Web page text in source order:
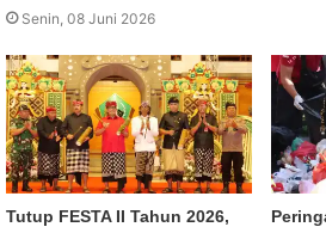
Senin, 08 Juni 2026
Tutup FESTA II Tahun 2026,